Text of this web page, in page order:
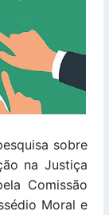
sobre
na Justiça
Comissão
Moral e